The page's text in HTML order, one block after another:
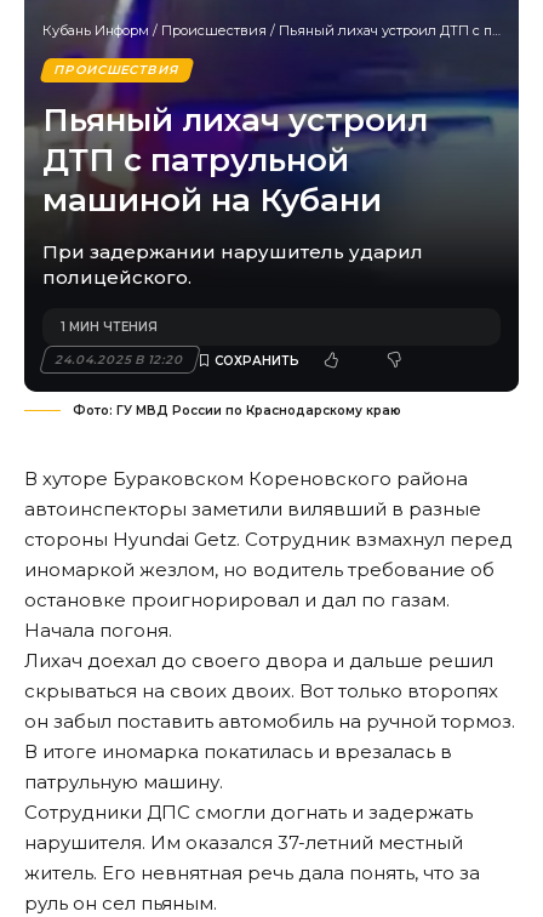
Кубань Информ / Происшествия / Пьяный лихач устроил ДТП с патрульной машиной на Кубани
ПРОИСШЕСТВИЯ
Пьяный лихач устроил
ДТП с патрульной
машиной на Кубани
При задержании нарушитель ударил
полицейского.
24.04.2025 В 12:20
1 МИН ЧТЕНИЯ
Фото: ГУ МВД России по Краснодарскому краю
В хуторе Бураковском Кореновского района
автоинспекторы заметили вилявший в разные
стороны Hyundai Getz. Сотрудник взмахнул перед
иномаркой жезлом, но водитель требование об
остановке проигнорировал и дал по газам.
Начала погоня.
Лихач доехал до своего двора и дальше решил
скрываться на своих двоих. Вот только второпях
он забыл поставить автомобиль на ручной тормоз.
В итоге иномарка покатилась и врезалась в
патрульную машину.
Сотрудники ДПС смогли догнать и задержать
нарушителя. Им оказался 37-летний местный
житель. Его невнятная речь дала понять, что за
руль он сел пьяным.